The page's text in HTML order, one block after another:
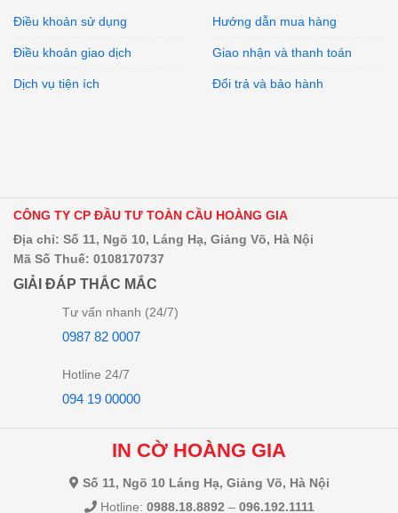
Điều khoản sử dụng
Điều khoản giao dịch
Dịch vụ tiện ích
Hướng dẫn mua hàng
Giao nhận và thanh toán
Đổi trả và bảo hành
CÔNG TY CP ĐẦU TƯ TOÀN CẦU HOÀNG GIA
Địa chỉ: Số 11, Ngõ 10, Láng Hạ, Giảng Võ, Hà Nội
Mã Số Thuế: 0108170737
GIẢI ĐÁP THẮC MẮC
Tư vấn nhanh (24/7)
0987 82 0007
Hotline 24/7
094 19 00000
IN CỜ HOÀNG GIA
Số 11, Ngõ 10 Láng Hạ, Giảng Võ, Hà Nội
Hotline: 0988.18.8892 – 096.192.1111